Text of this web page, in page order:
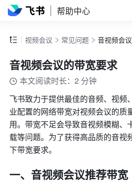
帮助中心
视频会议 常见问题 音视频会
音视频会议的带宽要求
本文阅读时长：2 分钟
飞书致力于提供最佳的音频、视频
业配置的网络带宽对视频会议的质
用。带宽不足会导致音视频模糊、
载等问题。为了获得高品质的音视
下带宽要求。
一、音视频会议推荐带宽